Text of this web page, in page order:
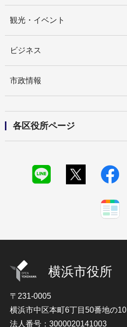
観光・イベント
ビジネス
市政情報
各区役所ページ
横浜市役所
〒231-0005
横浜市中区本町6丁目50番地の10
法人番号：3000020141003